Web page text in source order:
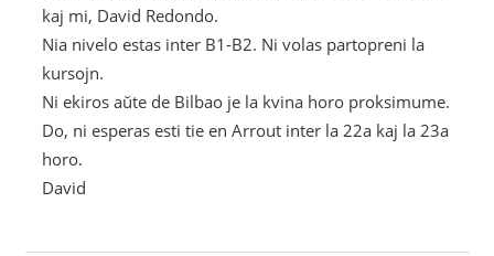
kaj mi, David Redondo.
Nia nivelo estas inter B1-B2. Ni volas partopreni la
kursojn.
Ni ekiros aŭte de Bilbao je la kvina horo proksimume.
Do, ni esperas esti tie en Arrout inter la 22a kaj la 23a
horo.
David